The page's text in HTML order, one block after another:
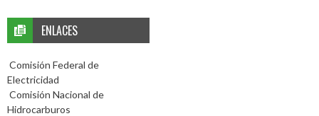
ENLACES
Comisión Federal de
Electricidad
Comisión Nacional de
Hidrocarburos